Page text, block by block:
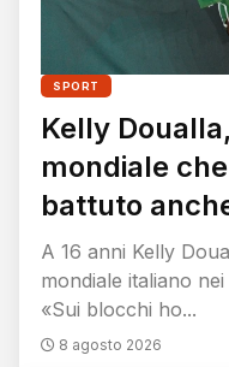
SPORT
Kelly
mondiale
battuto
A 16 anni Kelly
mondiale italiano
«Sui blocchi ho...
8 agosto 2026